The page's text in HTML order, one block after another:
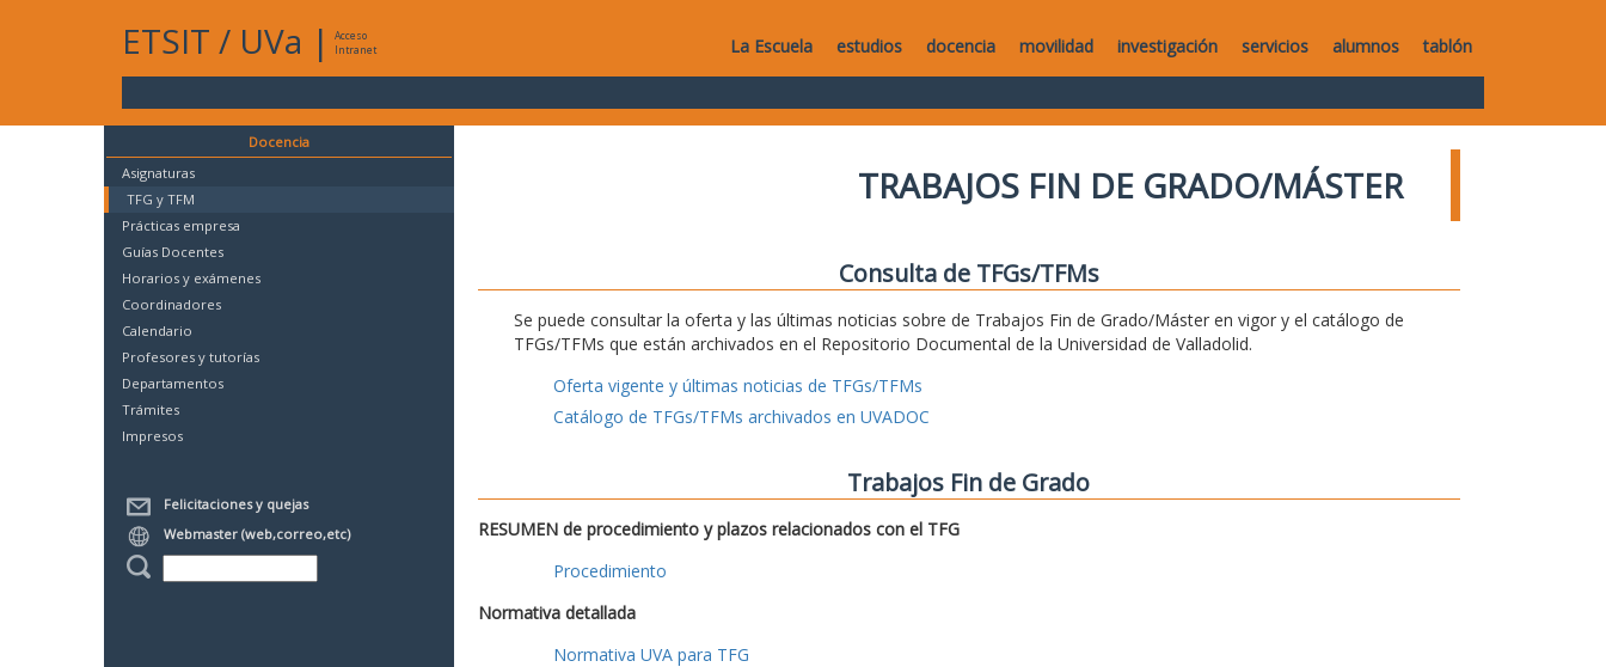
ETSIT / UVa |
Acceso
Intranet
La Escuela estudios docencia movilidad investigación servicios alumnos tablón
Docencia
Asignaturas
TFG y TFM
Prácticas empresa
Guías Docentes
Horarios y exámenes
Coordinadores
Calendario
Profesores y tutorías
Departamentos
Trámites
Impresos
Felicitaciones y quejas
Webmaster (web,correo,etc)
TRABAJOS FIN DE GRADO/MÁSTER
Consulta de TFGs/TFMs
Se puede consultar la oferta y las últimas noticias sobre de Trabajos Fin de Grado/Máster en vigor y el catálogo de
TFGs/TFMs que están archivados en el Repositorio Documental de la Universidad de Valladolid.
Oferta vigente y últimas noticias de TFGs/TFMs
Catálogo de TFGs/TFMs archivados en UVADOC
Trabajos Fin de Grado
RESUMEN de procedimiento y plazos relacionados con el TFG
Procedimiento
Normativa detallada
Normativa UVA para TFG